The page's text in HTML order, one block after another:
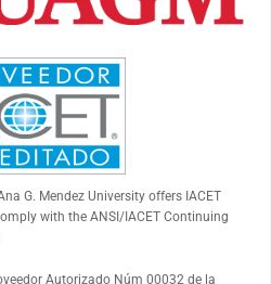
G. Mendez University offers IACET
with the ANSI/IACET Continuing
Autorizado Núm 00032 de la